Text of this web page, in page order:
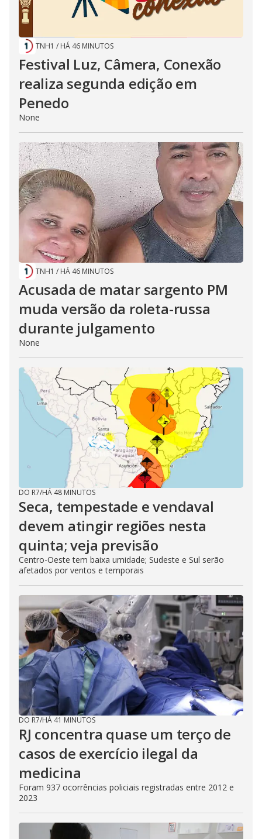
TNH1 / HÁ 46 MINUTOS
Festival Luz, Câmera, Conexão
realiza segunda edição em
Penedo
None
TNH1 / HÁ 46 MINUTOS
Acusada de matar sargento PM
muda versão da roleta-russa
durante julgamento
None
DO R7/HÁ 48 MINUTOS
Seca, tempestade e vendaval
devem atingir regiões nesta
quinta; veja previsão
Centro-Oeste tem baixa umidade; Sudeste e Sul serão
afetados por ventos e temporais
DO R7/HÁ 41 MINUTOS
RJ concentra quase um terço de
casos de exercício ilegal da
medicina
Foram 937 ocorrências policiais registradas entre 2012 e
2023